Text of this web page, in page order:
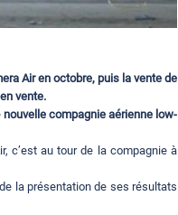
Air en octobre, puis la vente de
vente.
nouvelle compagnie aérienne low-
c’est au tour de la compagnie à
la présentation de ses résultats